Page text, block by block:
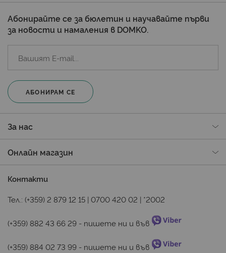
Абонирайте се за бюлетин и научавайте първи
за новости и намаления в DOMKO.
АБОНИРАМ СЕ
За нас
Онлайн магазин
Контакти
Тел.: (+359) 2 879 12 15 | 0700 420 02 | *2002
(+359) 882 43 66 29 - пишете ни и във
(+359) 884 02 73 99 - пишете ни и във